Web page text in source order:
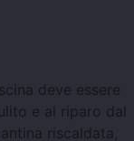
deve essere
e al riparo dal
riscaldata,